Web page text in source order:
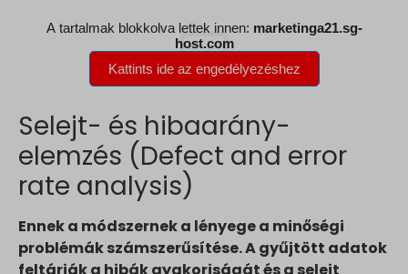
Selejt- és hibaarány-
elemzés (Defect and error
rate analysis)
Ennek a módszernek a lényege a minőségi
problémák számszerűsítése. A gyűjtött adatok